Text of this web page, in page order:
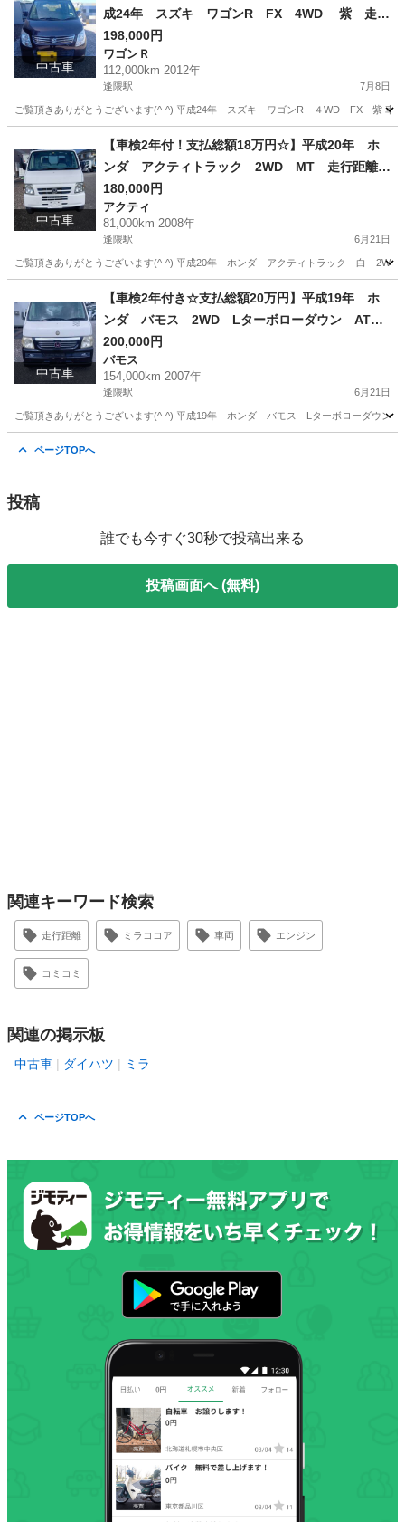
中古車
成24年 スズキ ワゴンR FX 4WD 紫 走行
距離112,000㎞ 車検取得しました☺即納車可能！
198,000円
ワゴンＲ
112,000km 2012年
逢隈駅 7月8日
ご覧頂きありがとうございます(^-^) 平成24年 スズキ ワゴンR ４WD FX 紫 車輌
逢隈駅 ワゴンＲ
中古車
【車検2年付！支払総額18万円☆】平成20年 ホ
ンダ アクティトラック 2WD MT 走行距離8
1,000㎞
180,000円
アクティ
81,000km 2008年
逢隈駅 6月21日
ご覧頂きありがとうございます(^-^) 平成20年 ホンダ アクティトラック 白 2WD
逢隈駅 アクティ 走行距離
中古車
【車検2年付き☆支払総額20万円】平成19年 ホ
ンダ バモス 2WD Lターボローダウン AT
車 白 ABA-HM1 走行距離154,000㎞ 社外マ
フラー 社外AW その他メッキパーツ付き
200,000円
バモス
154,000km 2007年
逢隈駅 6月21日
ご覧頂きありがとうございます(^-^) 平成19年 ホンダ バモス Lターボローダウ
ページTOPへ
投稿
誰でも今すぐ30秒で投稿出来る
投稿画面へ (無料)
関連キーワード検索
走行距離 ミラココア 車両 エンジン
コミコミ
関連の掲示板
中古車 ダイハツ ミラ
ページTOPへ